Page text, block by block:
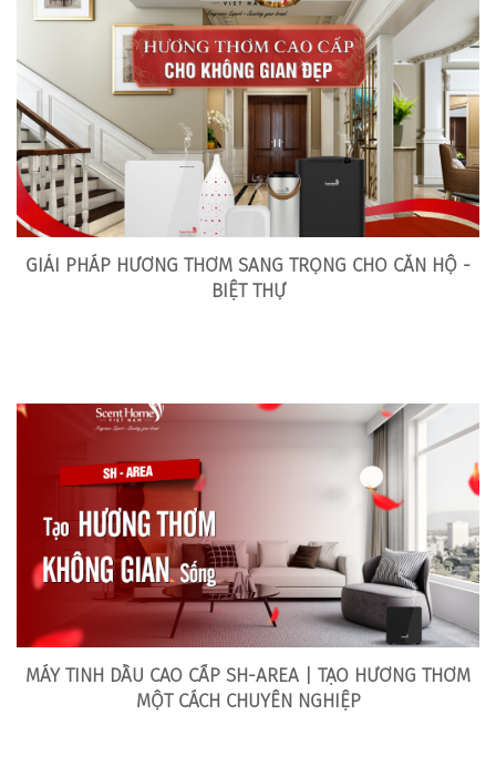
GIẢI PHÁP HƯƠNG THƠM SANG TRỌNG CHO CĂN HỘ -
BIỆT THỰ
MÁY TINH DẦU CAO CẤP SH-AREA | TẠO HƯƠNG THƠM
MỘT CÁCH CHUYÊN NGHIỆP